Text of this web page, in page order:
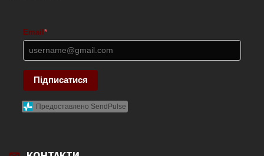
Email *
Підписатися
Предоставлено SendPulse